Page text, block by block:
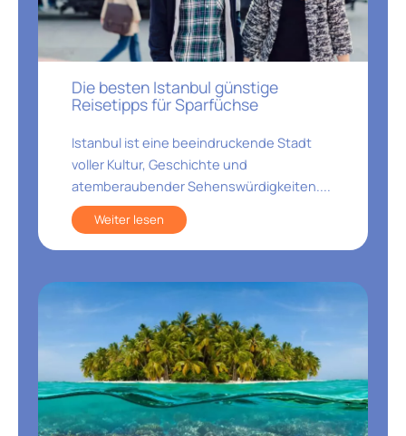
Die besten Istanbul günstige
Reisetipps für Sparfüchse
Istanbul ist eine beeindruckende Stadt
voller Kultur, Geschichte und
atemberaubender Sehenswürdigkeiten....
Weiter lesen